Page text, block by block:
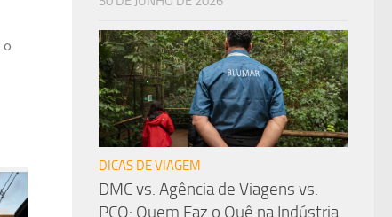
o
DICAS DE VIAGEM
DMC vs. Agência de Viagens vs.
PCO: Quem Faz o Quê na Indústria